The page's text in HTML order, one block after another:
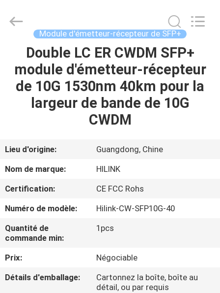
LA
MAISON
À
PROPOS
DE
VISITE
L'USINE
HiLink
Technology
Module d'émetteur-récepteur de SFP+
Double LC ER CWDM SFP+
module d'émetteur-récepteur
de 10G 1530nm 40km pour la
largeur de bande de 10G
CWDM
Lieu d'origine:
Guangdong, Chine
Nom de marque:
HILINK
Certification:
CE FCC Rohs
Numéro de modèle:
Hilink-CW-SFP10G-40
Quantité de
commande min:
1pcs
Prix:
Négociable
Détails d'emballage:
Cartonnez la boîte, boîte au
détail, ou par requis